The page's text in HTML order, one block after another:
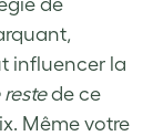
influencer la
de ce
Même votre